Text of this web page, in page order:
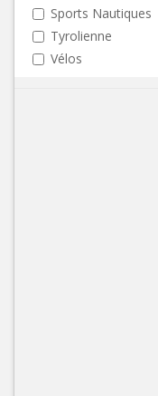
Sports Nautiques
Tyrolienne
Vélos